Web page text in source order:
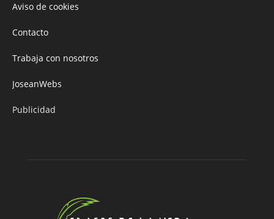
Aviso de cookies
Contacto
Trabaja con nosotros
JoseanWebs
Publicidad